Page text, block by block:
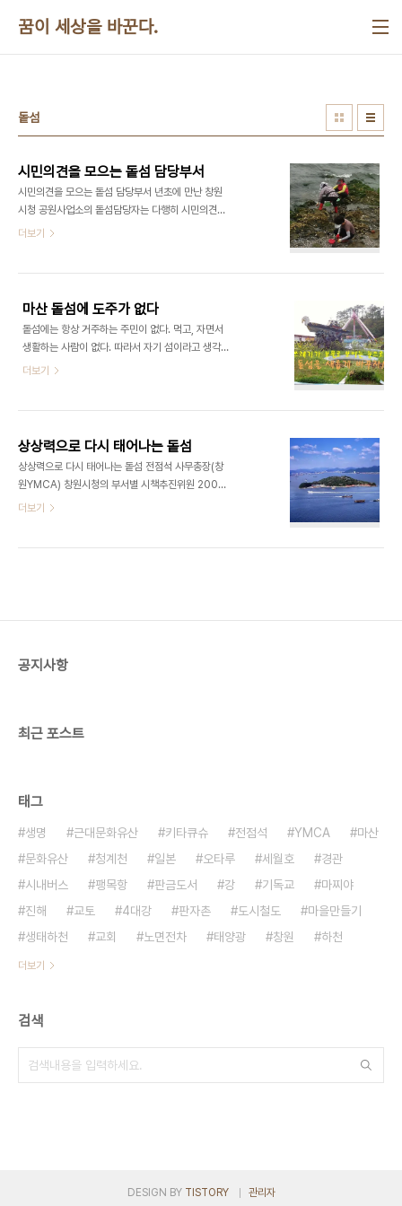
꿈이 세상을 바꾼다.
돝섬
시민의견을 모으는 돝섬 담당부서
시민의견을 모으는 돝섬 담당부서 년초에 만난 창원
시청 공원사업소의 돝섬담당자는 다행히 시민의견을
수렴하겠다고 하였다. 결코 쉬운 일은 아니지만 반드
라오는 돝섬에 관한 다양한 의견에 대한 공무원들의
솔직한 생각이다. 워낙 다양하기 때문에 어쩔 수 없기
도 하다. 오히려 없는 것 보다 못하다는 생각도 들것
이다. 이런 경우에 자기 중심없이 춤만 출줄 아는 사
람은 어찌할 줄을 모른다. 결국, 시민의견은 아무런
분도 있다. 굉장히 위험한 발상이다. 이 단계에서 필
더보기
마산 돝섬에 도주가 없다
돝섬에는 항상 거주하는 주민이 없다. 먹고, 자면서
생활하는 사람이 없다. 따라서 자기 섬이라고 생각하
면서 무한한 애정을 가지고 자나깨나 궁리하는 사람
도주가 많은 셈이다. 돝섬이 이렇게 되면 좋겠다, 저
렇게 되면 좋겠다는 이야기도 많다. 그러나 너무 많은
것은 없는 것과 같다. 분류되지 않은 정보가 쓰레기에
불과하듯이 다듬어지지 않은 아이디어는 창원시의
담당공무원으로 하여금 아무것도 하지 못하게 한다.
있으면 깨끗하게 철거하는 것만 서두르게 된다. 아무
더보기
상상력으로 다시 태어나는 돝섬
상상력으로 다시 태어나는 돝섬 전점석 사무총장(창
원YMCA) 창원시청의 부서별 시책추진위원 200여
명이 한자리에 모였다. 새해에 행정에서 꼭 해야 될
생태관광지로 바뀐 다음에는 2002년에 67만명으
더보기
공지사항
최근 포스트
태그
생명 근대문화유산 키타큐슈 전점석 YMCA
마산
문화유산
청계천 일본 오타루 세월호
경관
시내버스
팽목항 판금도서 강 기독교
마찌야
진해
교토 4대강 판자촌 도시철도
마을만들기
생태하천
교회 노면전차 태양광 창원 하천
더보기
검색
DESIGN BY TISTORY 관리자